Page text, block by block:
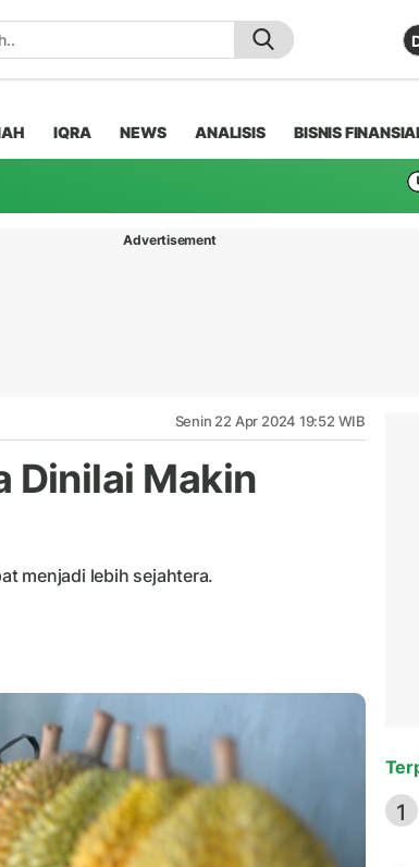
IQRA NEWS ANALISIS BISNIS
Advertisement
Senin 22 Apr 2024 19:52 WIB
Dinilai Makin
menjadi lebih sejahtera.
1